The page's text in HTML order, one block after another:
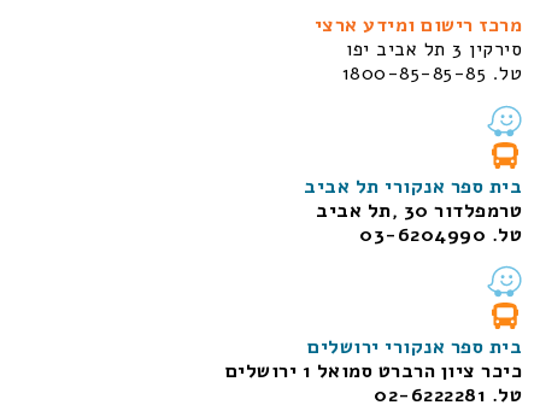
מרכז רישום ומידע ארצי
סירקין 3 תל אביב יפו
טל. 1800-85-85-85
בית ספר אנקורי תל אביב
טרמפלדור 30 ,תל אביב
טל. 03-6204990
בית ספר אנקורי ירושלים
כיכר ציון הרברט סמואל 1
ירושלים
טל. 02-6222281